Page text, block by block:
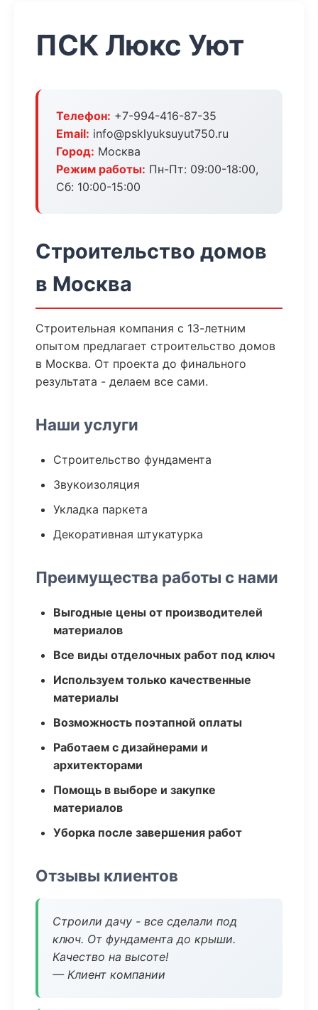
ПСК Люкс Уют
Телефон: +7-994-416-87-35
Email: info@psklyuksuyut750.ru
Город: Москва
Режим работы: Пн-Пт: 09:00-18:00,
Сб: 10:00-15:00
Строительство домов
в Москва
Строительная компания с 13-летним
опытом предлагает строительство домов
в Москва. От проекта до финального
результата - делаем все сами.
Наши услуги
Строительство фундамента
Звукоизоляция
Укладка паркета
Декоративная штукатурка
Преимущества работы с нами
Выгодные цены от производителей
материалов
Все виды отделочных работ под ключ
Используем только качественные
материалы
Возможность поэтапной оплаты
Работаем с дизайнерами и
архитекторами
Помощь в выборе и закупке
материалов
Уборка после завершения работ
Отзывы клиентов
Строили дачу - все сделали под
ключ. От фундамента до крыши.
Качество на высоте!
— Клиент компании